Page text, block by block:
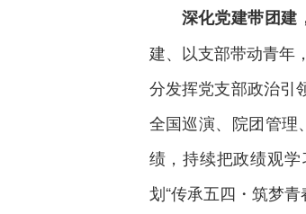
深化党建带团建
建、以支部带动青年
分发挥党支部政治引
全国巡演、院团管理
绩，持续把政绩观
划“传承五四・筑梦